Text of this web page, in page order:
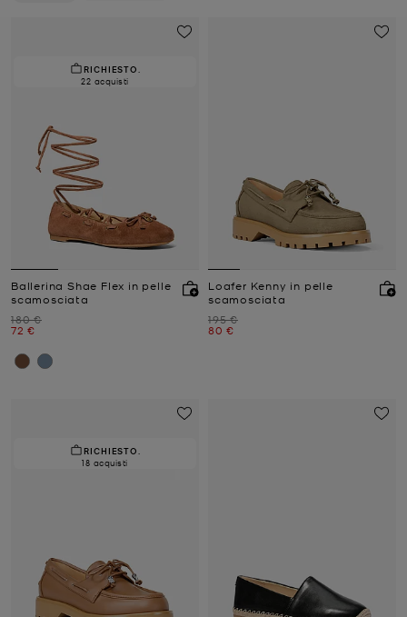
RICHIESTO.
22 acquisti
Ballerina Shae Flex in pelle
scamosciata
Prezzo iniziale
180 €
Prezzo attuale
72 €
Loafer Kenny in pelle
scamosciata
Prezzo iniziale
195 €
Prezzo attuale
80 €
RICHIESTO.
18 acquisti